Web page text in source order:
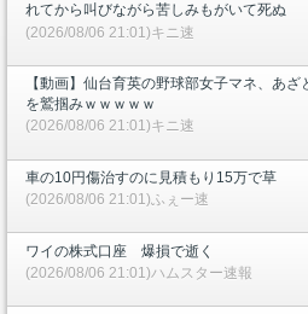
れてから叫びながら苦しみもがいて死ぬ
(2026/08/06 21:01)キニ速
【動画】仙台育英の野球部女子マネ、あ
を鷲掴みｗｗｗｗｗ
(2026/08/06 21:01)キニ速
車の10円傷治すのに見積もり15万で草
(2026/08/06 21:01)ふぇー速
ワイの株式口座 爆損で逝く
(2026/08/06 21:01)ハムスター速報